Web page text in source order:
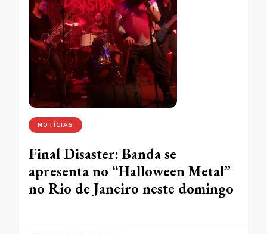
NOTÍCIAS
Final Disaster: Banda se
apresenta no “Halloween Metal”
no Rio de Janeiro neste domingo